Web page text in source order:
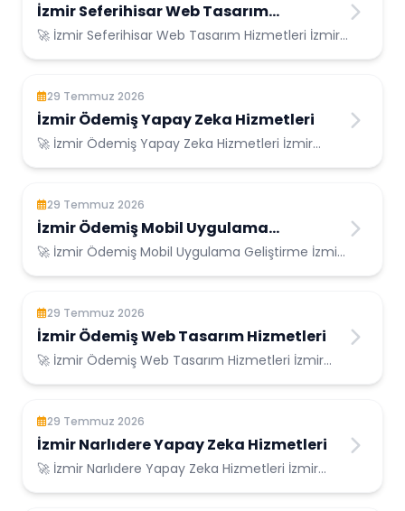
İzmir Seferihisar Web Tasarım
Hizmetleri
🚀 İzmir Seferihisar Web Tasarım Hizmetleri İzmir
29 Temmuz 2026
İzmir Ödemiş Yapay Zeka Hizmetleri
🚀 İzmir Ödemiş Yapay Zeka Hizmetleri İzmir
29 Temmuz 2026
İzmir Ödemiş Mobil Uygulama
Geliştirme
🚀 İzmir Ödemiş Mobil Uygulama Geliştirme İzmir
29 Temmuz 2026
İzmir Ödemiş Web Tasarım Hizmetleri
🚀 İzmir Ödemiş Web Tasarım Hizmetleri İzmir
29 Temmuz 2026
İzmir Narlıdere Yapay Zeka Hizmetleri
🚀 İzmir Narlıdere Yapay Zeka Hizmetleri İzmir